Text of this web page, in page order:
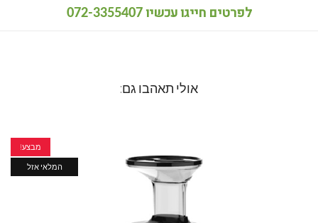
לפרטים חייגו עכשיו072-3355407
אולי תאהבו גם:
מבצע!
המלאי אזל